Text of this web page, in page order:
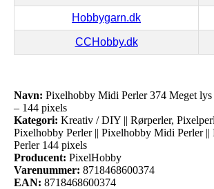
Hobbygarn.dk
CCHobby.dk
Navn: Pixelhobby Midi Perler 374 Meget
– 144 pixels
Kategori: Kreativ / DIY || Rørperler,
Pixelhobby Perler || Pixelhobby Midi Perler
Perler 144 pixels
Producent: PixelHobby
Varenummer: 8718468600374
EAN: 8718468600374